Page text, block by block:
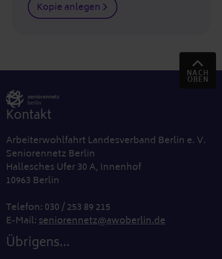
Kopie anlegen
NACH
OBEN
Kontakt
Arbeiterwohlfahrt Landesverband Berlin e. V.
Seniorennetz Berlin
Hallesches Ufer 30 A, Innenhof
10963 Berlin
Telefon: 030 / 253 89 215
E-Mail:seniorennetz@awoberlin.de
Übrigens...